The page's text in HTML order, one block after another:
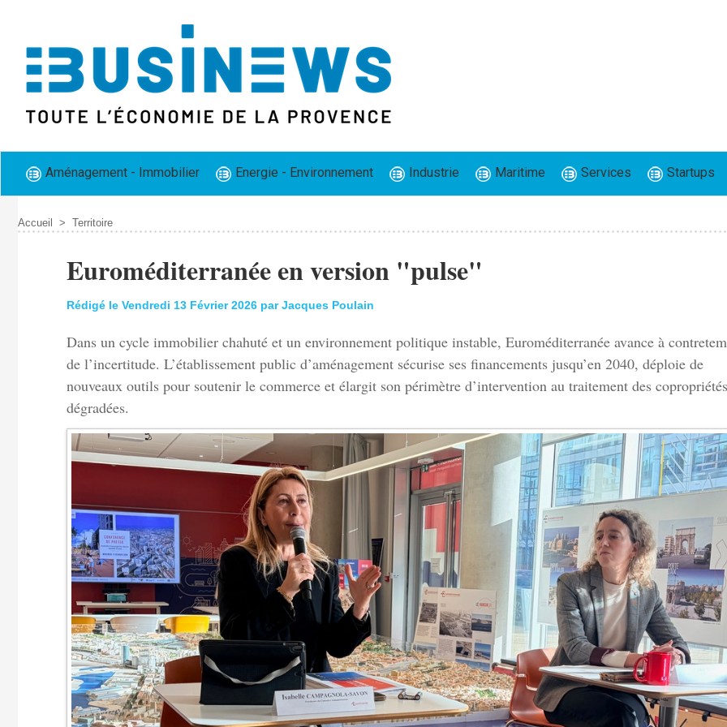
Aménagement - Immobilier Energie - Environnement Industrie Maritime Services Startups
Accueil > Territoire
Euroméditerranée en version "pulse"
Rédigé le Vendredi 13 Février 2026 par Jacques Poulain
Dans un cycle immobilier chahuté et un environnement politique instable, Euroméditerranée avance à
de l’incertitude. L’établissement public d’aménagement sécurise ses financements jusqu’en 2040, déploie de
nouveaux outils pour soutenir le commerce et élargit son périmètre d’intervention au traitement des copropriétés
dégradées.